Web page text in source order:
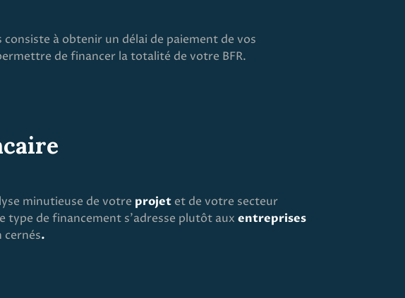
à obtenir un délai de paiement de vos
de financer la totalité de votre BFR.
minutieuse de votre projet et de votre secteur
type de financement s'adresse plutôt aux entreprises
cernés.